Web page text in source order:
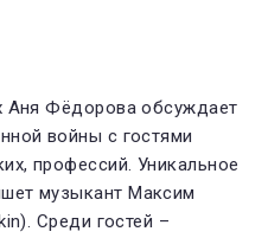
Аня Фёдорова обсуждает
войны с гостями
профессий. Уникальное
музыкант Максим
Среди гостей –